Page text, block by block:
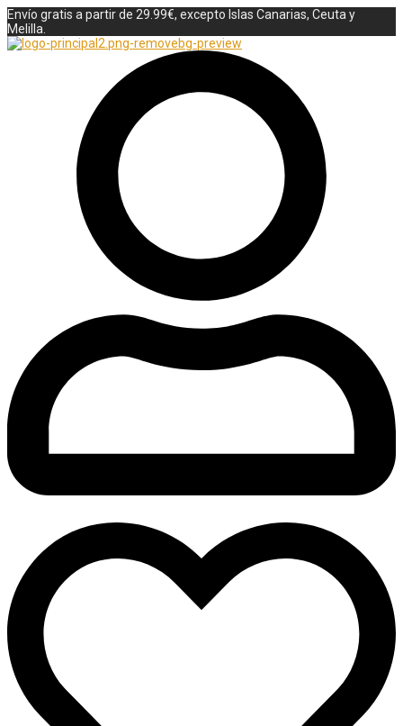
Envío gratis a partir de 29.99€, excepto Islas Canarias, Ceuta y
Melilla.